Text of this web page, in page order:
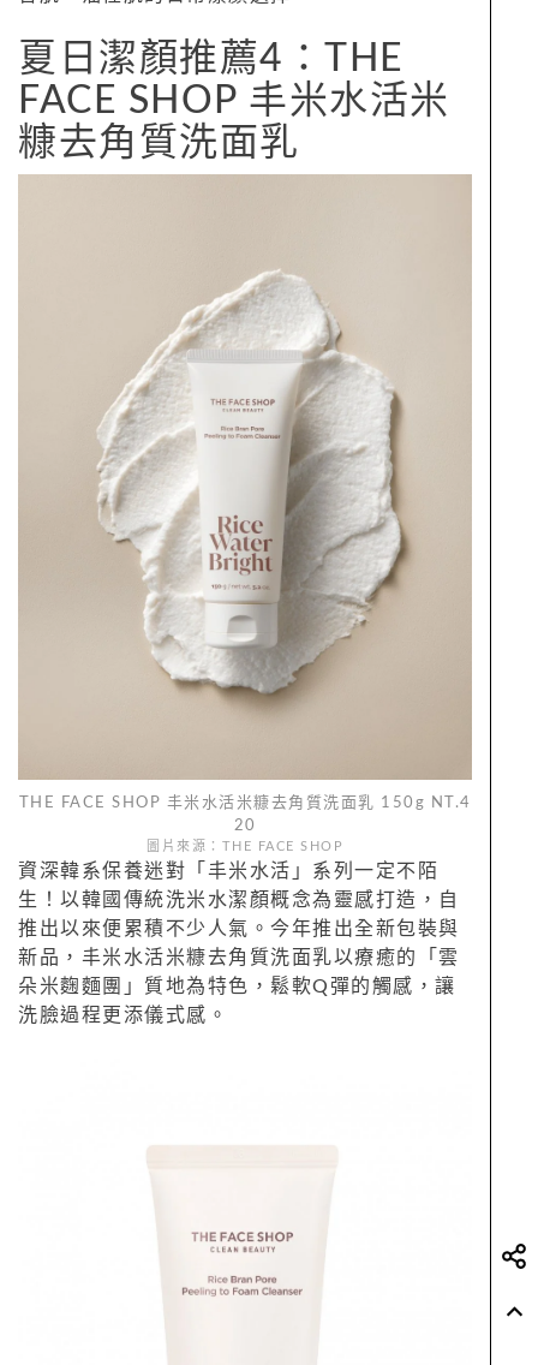
夏日潔顏推薦4：THE
FACE SHOP 丰米水活米
糠去角質洗面乳
THE FACE SHOP 丰米水活米糠去角質洗面乳 150g NT.4
20
圖片來源：THE FACE SHOP
資深韓系保養迷對「丰米水活」系列一定不陌
生！以韓國傳統洗米水潔顏概念為靈感打造，自
推出以來便累積不少人氣。今年推出全新包裝與
新品，丰米水活米糠去角質洗面乳以療癒的「雲
朵米麴麵團」質地為特色，鬆軟Q彈的觸感，讓
洗臉過程更添儀式感。